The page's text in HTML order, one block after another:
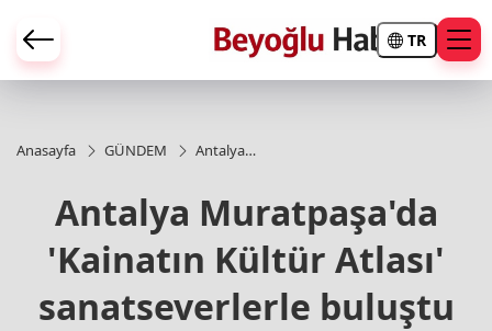
TR
Anasayfa GÜNDEM
Antalya
Kültür Atlası'
sanatseverlerle
buluştu
Antalya Muratpaşa'da
'Kainatın Kültür Atlası'
sanatseverlerle buluştu